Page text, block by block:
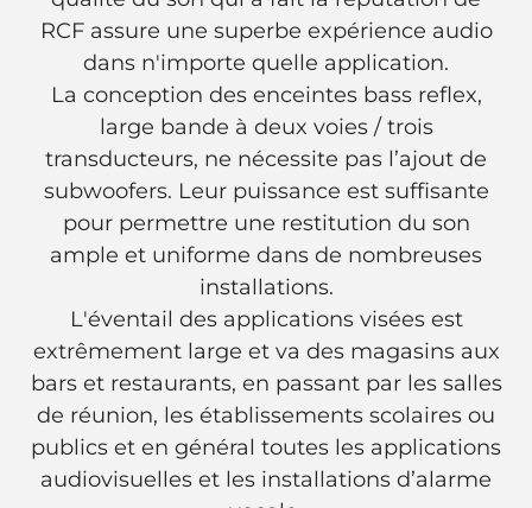
RCF assure une superbe expérience audio
dans n'importe quelle application.
La conception des enceintes bass reflex,
large bande à deux voies / trois
transducteurs, ne nécessite pas l’ajout de
subwoofers. Leur puissance est suffisante
pour permettre une restitution du son
ample et uniforme dans de nombreuses
installations.
L'éventail des applications visées est
extrêmement large et va des magasins aux
bars et restaurants, en passant par les salles
de réunion, les établissements scolaires ou
publics et en général toutes les applications
audiovisuelles et les installations d’alarme